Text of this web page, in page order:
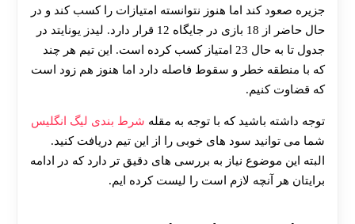
جزیره صعود کند اما هنوز نتوانسته امتیازات را کسب کند و در
حال حاضر از 18 بازی در جایگاه 12 قرار دارد. لیدز یونایتد در
جدول تا به حال 23 امتیاز کسب کرده است. این تیم هر چند
که با منطقه خطر و سقوط فاصله دارد اما هنوز هم زود است
که قضاوت کنیم.
توجه داشته باشید که با توجه به مقله شرط بندی لیگ انگلیس
شما می توانید سود های خوبی را از این تیم دریافت کنید.
البته این موضوع نیاز به بررسی های دقیق تر دارد که در ادامه
برایتان هر آنچه لازم است را لیست کرده ایم.